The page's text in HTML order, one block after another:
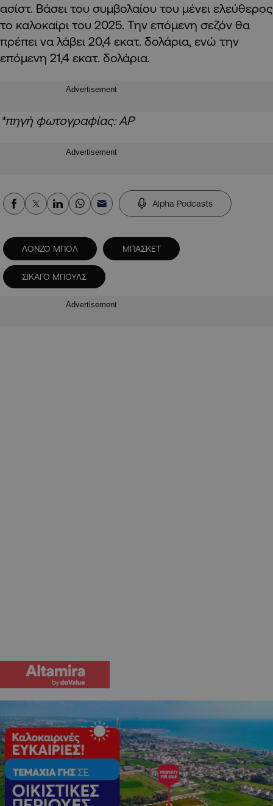
ασίστ. Βάσει του συμβολαίου του μένει ελεύθερος
το καλοκαίρι του 2025. Την επόμενη σεζόν θα
πρέπει να λάβει 20,4 εκατ. δολάρια, ενώ την
επόμενη 21,4 εκατ. δολάρια.
Advertisement
*πηγή φωτογραφίας: ΑΡ
Advertisement
Alpha Podcasts
ΛΟΝΖΟ ΜΠΟΛ ΜΠΑΣΚΕΤ
ΣΙΚΑΓΟ ΜΠΟΥΛΣ
Advertisement